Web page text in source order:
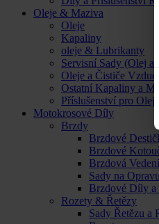
Oleje & Maziva
Oleje
Kapaliny
oleje & Lubrikanty
Servisní Sady (Olej a
Oleje a Čističe
Ostatní Kapaliny a
Příslušenství pro
Motokrosové Díly
Brzdy
Brzdové
Brzdové
Brzdová Vedení
Sady na
Brzdové Díly a
Rozety & Řetězy
Sady Řetězu a